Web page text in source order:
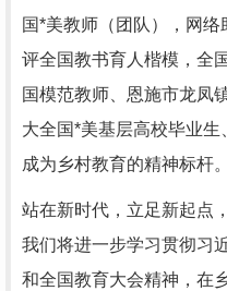
国*美教师（团队），网
评全国教书育人楷模，全
国模范教师、恩施市龙凤
大全国*美基层高校毕业
成为乡村教育的精神标杆。
站在新时代，立足新起点
我们将进一步学习贯彻习
和全国教育大会精神，在